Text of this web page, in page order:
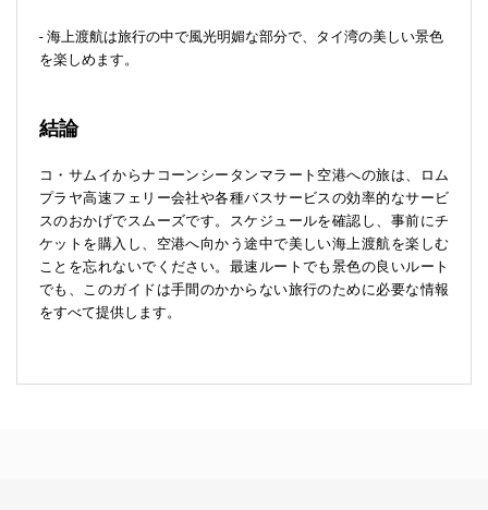
- 海上渡航は旅行の中で風光明媚な部分で、タイ湾の美しい景色
を楽しめます。
結論
コ・サムイからナコーンシータンマラート空港への旅は、ロム
プラヤ高速フェリー会社や各種バスサービスの効率的なサービ
スのおかげでスムーズです。スケジュールを確認し、事前にチ
ケットを購入し、空港へ向かう途中で美しい海上渡航を楽しむ
ことを忘れないでください。最速ルートでも景色の良いルート
でも、このガイドは手間のかからない旅行のために必要な情報
をすべて提供します。